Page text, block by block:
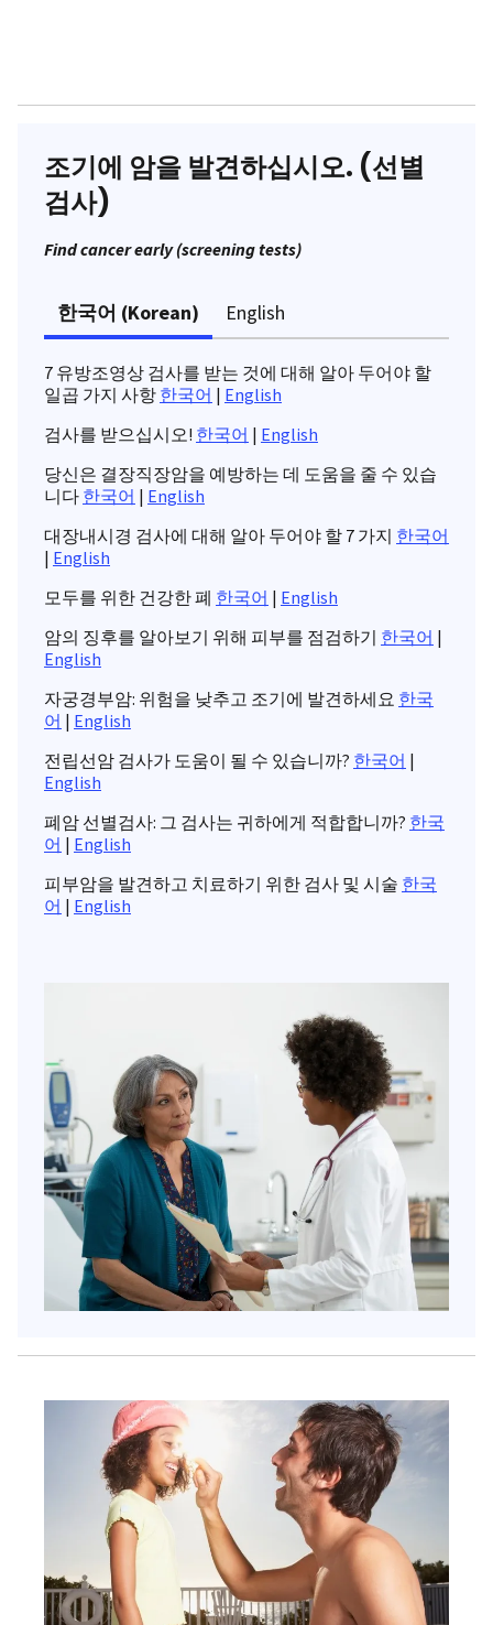
조기에 암을 발견하십시오. (선별
검사)
Find cancer early (screening tests)
한국어 (Korean) English
7 유방조영상 검사를 받는 것에 대해 알아 두어야 할
일곱 가지 사항 한국어 | English
검사를 받으십시오! 한국어 | English
당신은 결장직장암을 예방하는 데 도움을 줄 수 있습
니다 한국어 | English
대장내시경 검사에 대해 알아 두어야 할 7 가지 한국어
| English
모두를 위한 건강한 폐 한국어 | English
암의 징후를 알아보기 위해 피부를 점검하기 한국어 |
English
자궁경부암: 위험을 낮추고 조기에 발견하세요 한국
어 | English
전립선암 검사가 도움이 될 수 있습니까? 한국어 |
English
폐암 선별검사: 그 검사는 귀하에게 적합합니까? 한국
어 | English
피부암을 발견하고 치료하기 위한 검사 및 시술 한국
어 | English